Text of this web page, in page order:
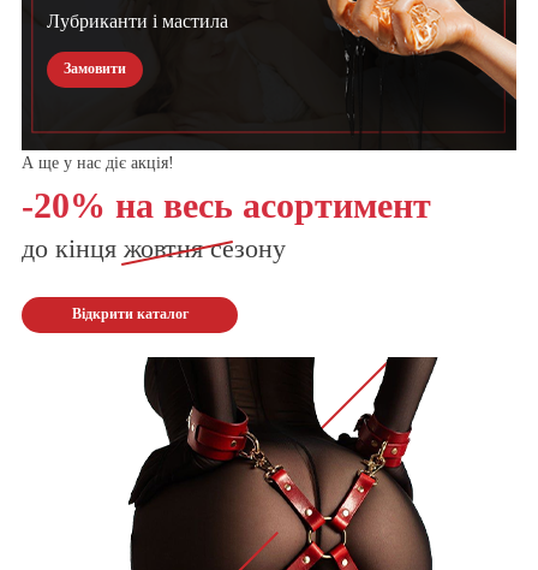
Лубриканти і мастила
Замовити
А ще у нас діє акція!
-20% на весь асортимент
до кінця жовтнясезону
Відкрити каталог